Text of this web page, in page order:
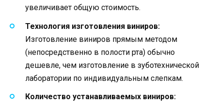
увеличивает общую стоимость.
Технология изготовления виниров:
Изготовление виниров прямым методом
(непосредственно в полости рта) обычно
дешевле, чем изготовление в зуботехнической
лаборатории по индивидуальным слепкам.
Количество устанавливаемых виниров: